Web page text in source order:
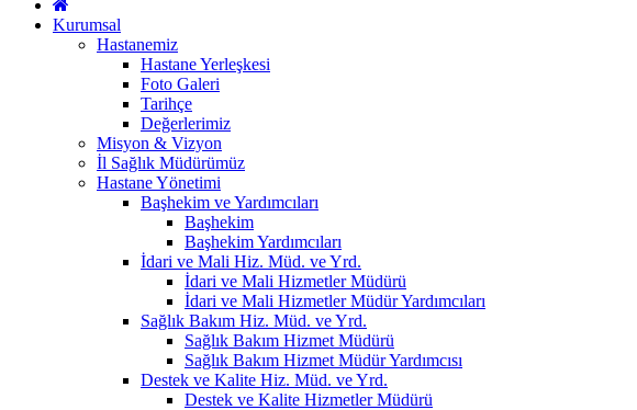
Kurumsal
Hastanemiz
Hastane Yerleşkesi
Foto Galeri
Tarihçe
Değerlerimiz
Misyon & Vizyon
İl Sağlık Müdürümüz
Hastane Yönetimi
Başhekim ve Yardımcıları
Başhekim
Başhekim Yardımcıları
İdari ve Mali Hiz. Müd. ve Yrd.
İdari ve Mali Hizmetler Müdürü
İdari ve Mali Hizmetler Müdür Yardımcıları
Sağlık Bakım Hiz. Müd. ve Yrd.
Sağlık Bakım Hizmet Müdürü
Sağlık Bakım Hizmet Müdür Yardımcısı
Destek ve Kalite Hiz. Müd. ve Yrd.
Destek ve Kalite Hizmetler Müdürü